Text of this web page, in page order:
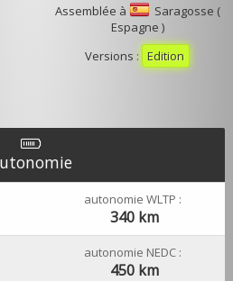
Assemblée à
Saragosse (
Espagne )
Versions : Edition
autonomie WLTP :
340 km
autonomie NEDC :
450 km